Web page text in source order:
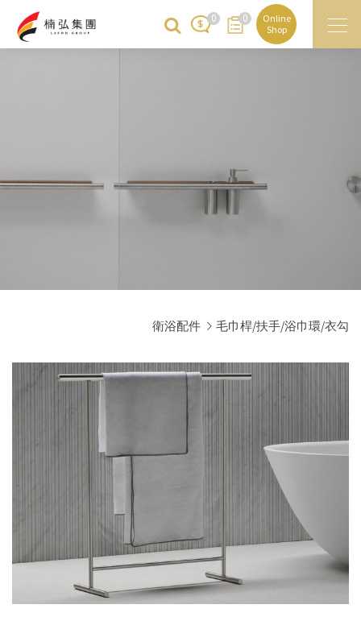
0 0
Online
Shop
衛浴配件 毛巾桿/扶手/浴巾環/衣勾